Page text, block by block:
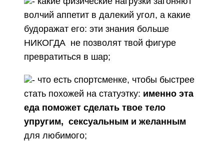
волчий аппетит в далекий угол, а какие
будоражат его: эти знания больше
НИКОГДА не позволят твой фигуре
превратиться в шар;
- что есть спортсменке, чтобы быстрее
стать похожей на статуэтку: именно эта
еда поможет сделать твое тело
упругим, сексуальным и желанным
для любимого;